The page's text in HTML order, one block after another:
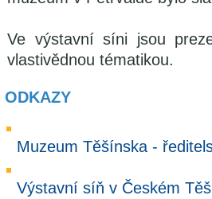
Ve výstavní síni jsou
vlastivědnou tématikou.
ODKAZY
Muzeum Těšínska -
Výstavní síň v Českém